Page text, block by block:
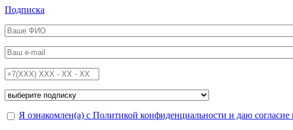
Перейти к основному содержанию
Подписка
ФИО*
Email*
Телефон*
Подписка на*
Обработка персональных данных*
Я ознакомлен(а) с Политикой конфиденциальности и даю